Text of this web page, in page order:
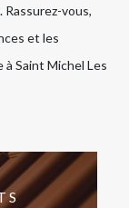
vous,
et les
Saint Michel Les